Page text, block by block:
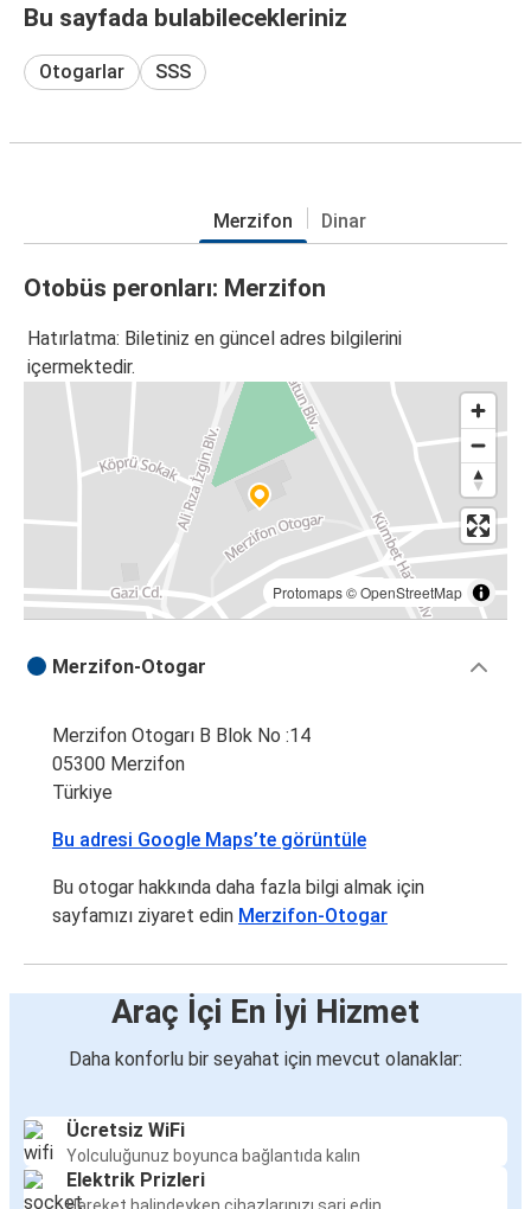
Bu sayfada bulabilecekleriniz
Otogarlar SSS
Merzifon Dinar
Otobüs peronları: Merzifon
Hatırlatma: Biletiniz en güncel adres bilgilerini
içermektedir.
Protomaps©OpenStreetMap
Merzifon-Otogar
Merzifon Otogarı B Blok No :14
05300 Merzifon
Türkiye
Bu adresi Google Maps’te görüntüle
Bu otogar hakkında daha fazla bilgi almak için
sayfamızı ziyaret edin Merzifon-Otogar
Araç İçi En İyi Hizmet
Daha konforlu bir seyahat için mevcut olanaklar:
Ücretsiz WiFi
Yolculuğunuz boyunca bağlantıda kalın
Elektrik Prizleri